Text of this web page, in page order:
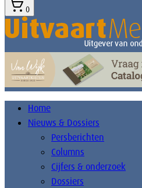
0
Home
Nieuws & Dossiers
Persberichten
Columns
Cijfers & onderzoek
Dossiers